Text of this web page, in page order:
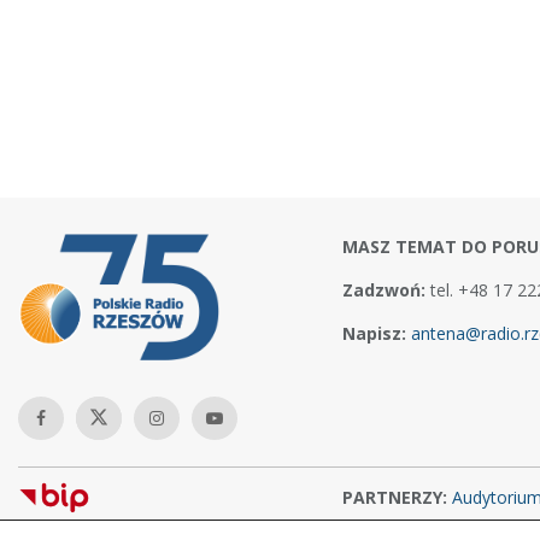
MASZ TEMAT DO
Zadzwoń: tel. +48 17
Napisz:
PARTNERZY: